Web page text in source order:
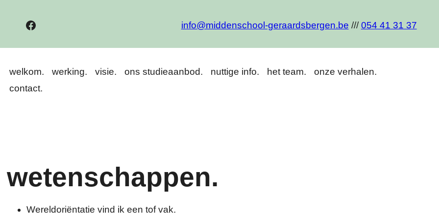
Facebook info@middenschool-geraardsbergen.be ///054 41 31 37
welkom. werking. visie. ons studieaanbod. nuttige info. het team.
onze verhalen.
contact.
wetenschappen.
Wereldoriëntatie vind ik een tof vak.